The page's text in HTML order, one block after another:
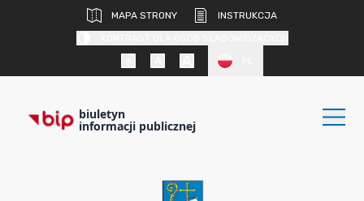
MAPA STRONY
INSTRUKCJA
biuletyn
informacji publicznej